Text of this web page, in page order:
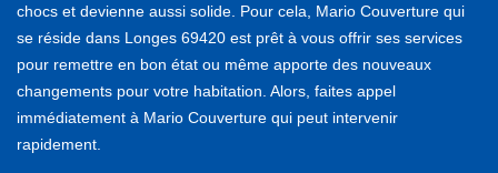
chocs et devienne aussi solide. Pour cela, Mario Couverture qui
se réside dans Longes 69420 est prêt à vous offrir ses services
pour remettre en bon état ou même apporte des nouveaux
changements pour votre habitation. Alors, faites appel
immédiatement à Mario Couverture qui peut intervenir
rapidement.